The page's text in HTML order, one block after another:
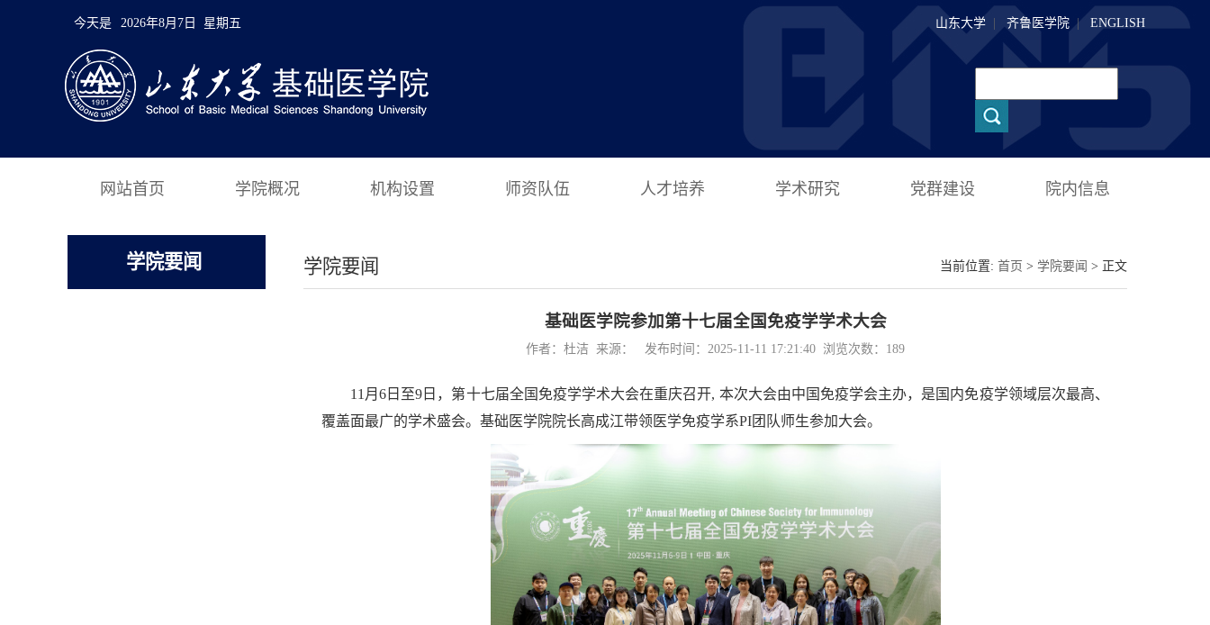
今天是 2026年8月7日 星期五 山东大学 齐鲁医学院 | ENGLISH
网站首页 学院概况 机构设置 师资队伍 人才培养 学术研究 党群建设 院内信息
学院要闻 学院要闻 当前位置: 首页 > 学院要闻 > 正文
基础医学院参加第十七届全国免疫学学术大会
作者：杜洁 来源： 发布时间：2025-11-11 17:21:40 浏览次数： 189
11月6日至9日，第十七届全国免疫学学术大会在重庆召开, 本次大会由中国免疫学会主办，是国内免疫学领域层次最高、
覆盖面最广的学术盛会。基础医学院院长高成江带领医学免疫学系PI团队师生参加大会。